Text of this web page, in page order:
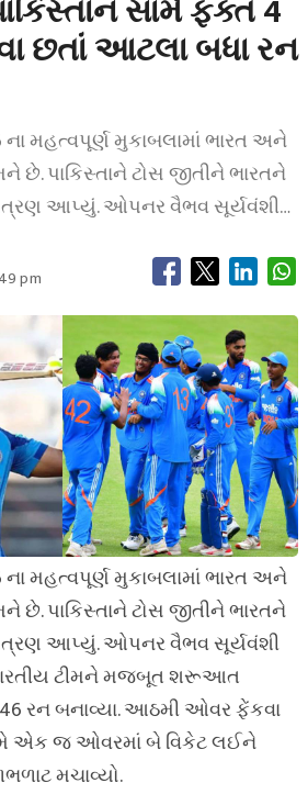
સામે ફક્ત 4
છતાં આટલા બધા રન
ના મહત્વપૂર્ણ મુકાબલામાં ભારત અને
છે. પાકિસ્તાને ટોસ જીતીને ભારતને
આપ્યું. ઓપનર વૈભવ સૂર્યવંશી…
pm
ના મહત્વપૂર્ણ મુકાબલામાં ભારત અને
છે. પાકિસ્તાને ટોસ જીતીને ભારતને
આપ્યું. ઓપનર વૈભવ સૂર્યવંશી
ટીમને મજબૂત શરૂઆત
રન બનાવ્યા. આઠમી ઓવર ફેંકવા
એક જ ઓવરમાં બે વિકેટ લઈને
મચાવ્યો.